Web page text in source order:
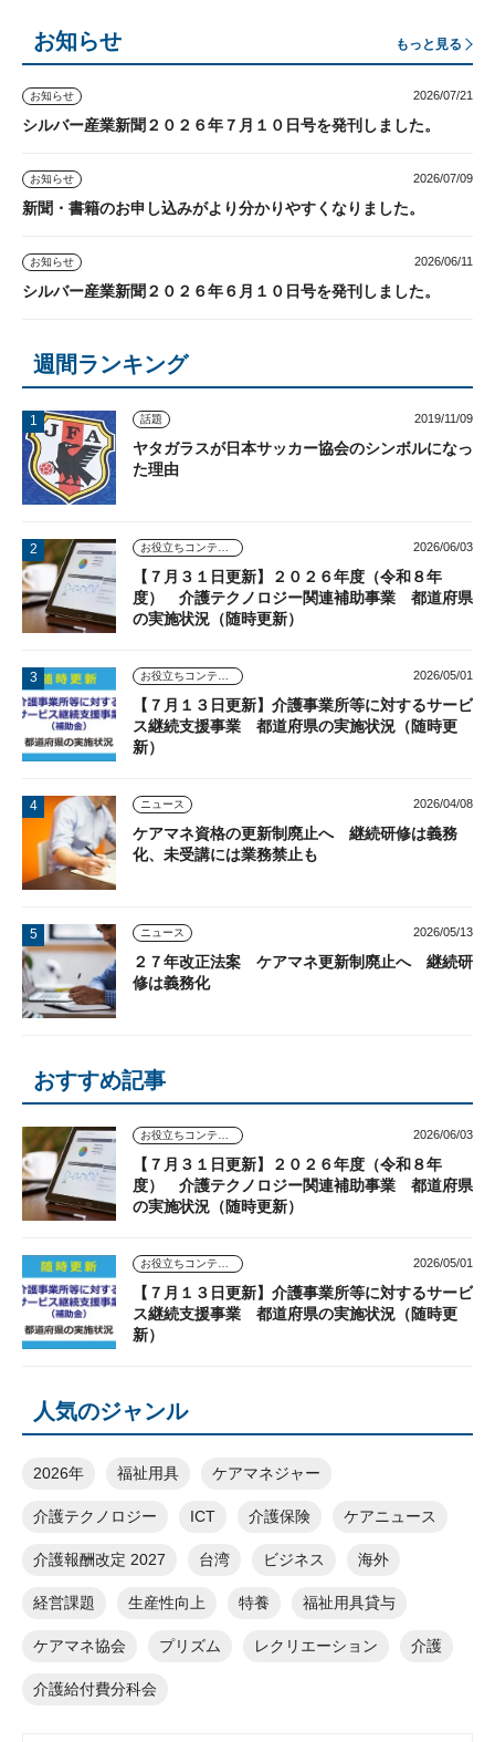
お知らせ もっと見る
お知らせ 2026/07/21
シルバー産業新聞２０２６年７月１０日号を発刊しました。
お知らせ 2026/07/09
新聞・書籍のお申し込みがより分かりやすくなりました。
お知らせ 2026/06/11
シルバー産業新聞２０２６年６月１０日号を発刊しました。
週間ランキング
話題 2019/11/09
ヤタガラスが日本サッカー協会のシンボルになっ
た理由
2026/06/03
【７月３１日更新】２０２６年度（令和８年
度） 介護テクノロジー関連補助事業 都道府県
の実施状況（随時更新）
2026/05/01
【７月１３日更新】介護事業所等に対するサービ
ス継続支援事業 都道府県の実施状況（随時更
新）
ニュース 2026/04/08
ケアマネ資格の更新制廃止へ 継続研修は義務
化、未受講には業務禁止も
ニュース 2026/05/13
２７年改正法案 ケアマネ更新制廃止へ 継続研
修は義務化
おすすめ記事
2026/06/03
【７月３１日更新】２０２６年度（令和８年
度） 介護テクノロジー関連補助事業 都道府県
の実施状況（随時更新）
2026/05/01
【７月１３日更新】介護事業所等に対するサービ
ス継続支援事業 都道府県の実施状況（随時更
新）
人気のジャンル
2026年 福祉用具 ケアマネジャー
介護テクノロジー ICT 介護保険 ケアニュース
介護報酬改定 2027 台湾 ビジネス 海外
経営課題 生産性向上 特養 福祉用具貸与
ケアマネ協会 プリズム レクリエーション 介護
介護給付費分科会